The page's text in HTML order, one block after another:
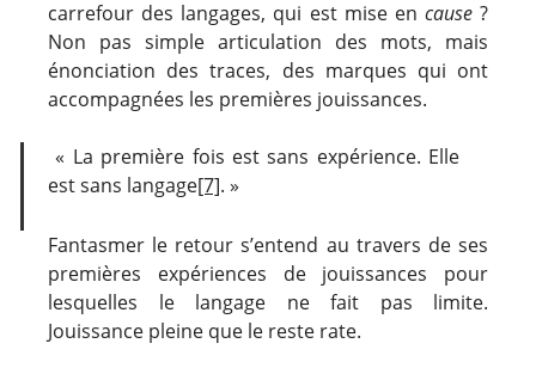
carrefour des langages, qui est mise en cause?
Non pas simple articulation des mots, mais
énonciation des traces, des marques qui ont
accompagnées les premières jouissances.
« La première fois est sans expérience. Elle
est sans langage[7]. »
Fantasmer le retour s’entend au travers de ses
premières expériences de jouissances pour
lesquelles le langage ne fait pas limite.
Jouissance pleine que le reste rate.